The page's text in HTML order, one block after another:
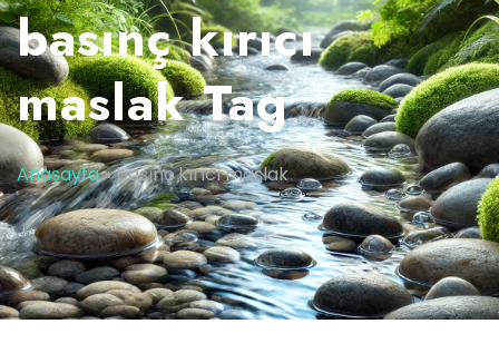
basınç kırıcı
maslak Tag
Anasayfa»basınç kırıcı maslak